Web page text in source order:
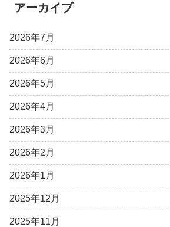
アーカイブ
2026年7月
2026年6月
2026年5月
2026年4月
2026年3月
2026年2月
2026年1月
2025年12月
2025年11月